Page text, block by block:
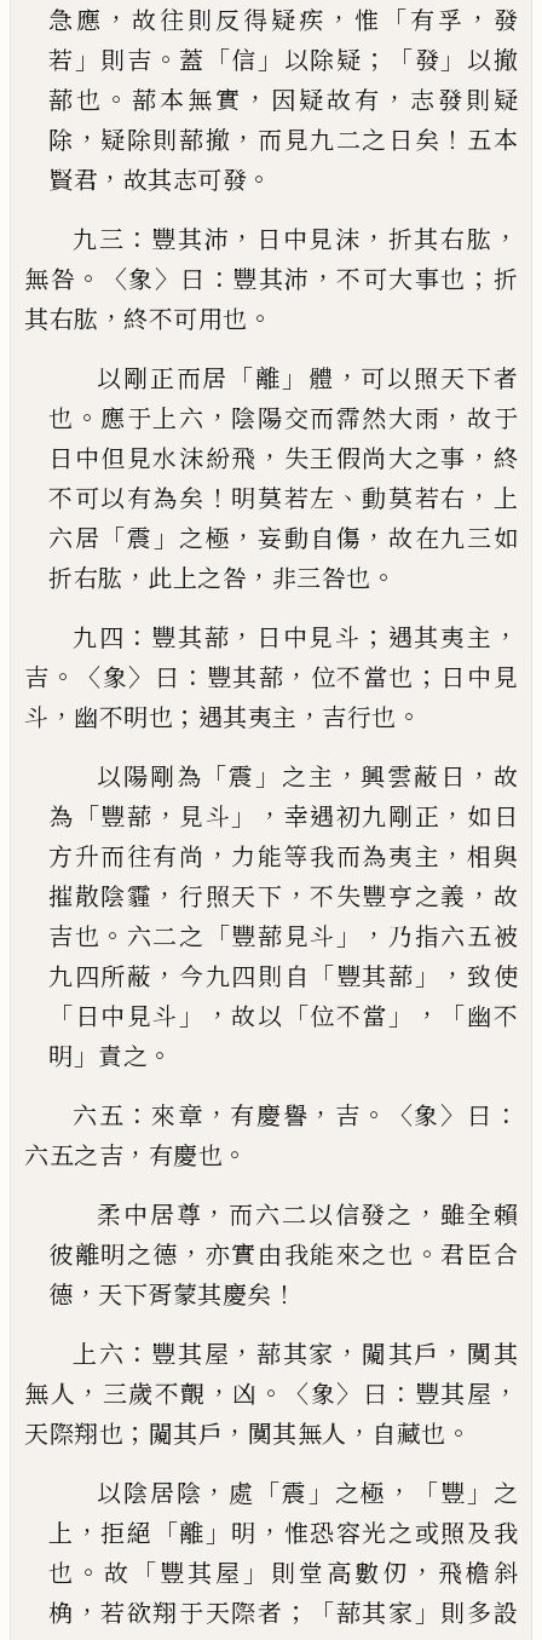
急應 ， 故往則反得疑疾 ， 惟 「有孚 ， 發
若 」 則吉 。 蓋 「信 」 以除疑 ；「發 」 以撤
蔀也 。 蔀本無實 ， 因疑故有 ， 志發則疑
除 ， 疑除則蔀撤 ， 而見九二之日矣 ！ 五本
賢君 ， 故其志可發 。
九三 ： 豐其沛 ， 日中見沫 ， 折其右肱 ，
無咎 。〈象〉 曰 ： 豐其沛 ，不可大事也 ； 折
其右肱 ， 終不可用也 。
以剛正而居 「離 」 體 ， 可以照天下者
也 。 應于上六 ， 陰陽交而霈然大雨 ， 故于
日中但見水沫紛飛 ， 失王假尚大之事 ， 終
不可以有為矣 ！ 明莫若左 、動莫若右 ，
上
六居 「震 」 之極 ， 妄動自傷 ，故在九三如
折右肱 ， 此上之咎 ， 非三咎也 。
九四 ： 豐其蔀 ， 日中見斗 ； 遇其夷主 ，
吉 。〈象〉 曰 ： 豐其蔀 ， 位不當也 ； 日中見
斗 ， 幽不明也 ； 遇其夷主 ， 吉行也 。
以陽剛為 「震 」 之主 ，興雲蔽日 ， 故
為 「豐蔀 ， 見斗 」， 幸遇初九剛正 ， 如日
方升而往有尚 ， 力能等我而為夷主 ， 相與
摧散陰霾 ，行照天下 ，不失豐亨之義 ， 故
吉也 。 六二之 「豐蔀見斗 」， 乃指六五被
九四所蔽 ， 今九四則自 「豐其蔀 」， 致使
「 日中見斗 」，故以 「位不當 」，「幽不
明 」 責之 。
六五 ： 來章 ， 有慶譽 ， 吉 。〈象〉 曰 ：
六五之吉 ， 有慶也 。
柔中居尊 ， 而六二以信發之 ， 雖全賴
彼離明之德 ， 亦實由我能來之也 。 君臣合
德 ， 天下胥蒙其慶矣 ！
上六 ： 豐其屋 ，蔀其家 ， 闚其戶 ， 闃其
無人 ， 三歲不覿 ， 凶 。 〈象〉 曰 ： 豐其屋 ，
天際翔也 ； 闚其戶 ， 闃其無人 ， 自藏也 。
以陰居陰 ， 處 「震 」 之極 ，「豐 」 之
上 ，拒絕 「離 」 明 ， 惟恐容光之或照及我
也 。 故 「豐其屋 」 則堂高數仞 ， 飛檐斜
桷 ，若欲翔于天際者 ；「蔀其家 」 則多設